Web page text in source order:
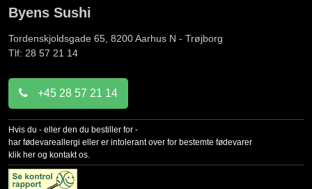
Byens Sushi
Tordenskjoldsgade 65, 8200Aarhus N - Trøjborg
Tlf: 28 57 21 14
+45 28 57 21 14
Hvis du - eller den du bestiller for -
har fødevareallergi eller er intolerant over for bestemte fødevarer
klik her og kontakt os.